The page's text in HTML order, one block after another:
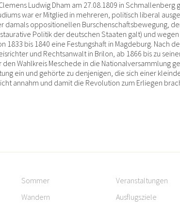
Ludwig Dham am 27.08.1809 in
war er Mitglied in mehreren, politisch liberal
damals oppositionellen Burschenschaftsbewegung,
Politik der deutschen Staaten galt) und
bis 1840 eine Festungshaft in Magdeburg. Nach
und Rechtsanwalt in Brilon, ab 1866 bis zu
Wahlkreis Meschede in die Nationalversammlung
ein und gehörte zu denjenigen, die sich einer
annahm und damit die Revolution zum Erliegen
Sommer
Wandern
Veranstaltungen
Ausflugsziele